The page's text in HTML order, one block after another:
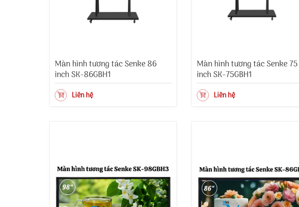
Màn hình tương tác Senke 86
inch SK-86GBH1
Liên hệ
Màn hình tương tác Senke 75
inch SK-75GBH1
Liên hệ